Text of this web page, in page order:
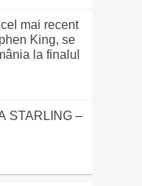
mai recent
King, se
la finalul
STARLING –